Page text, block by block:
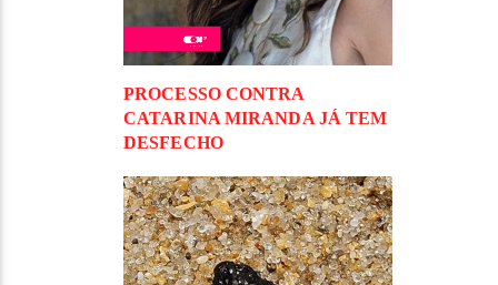
PROCESSO CONTRA
CATARINA MIRANDA JÁ TEM
DESFECHO